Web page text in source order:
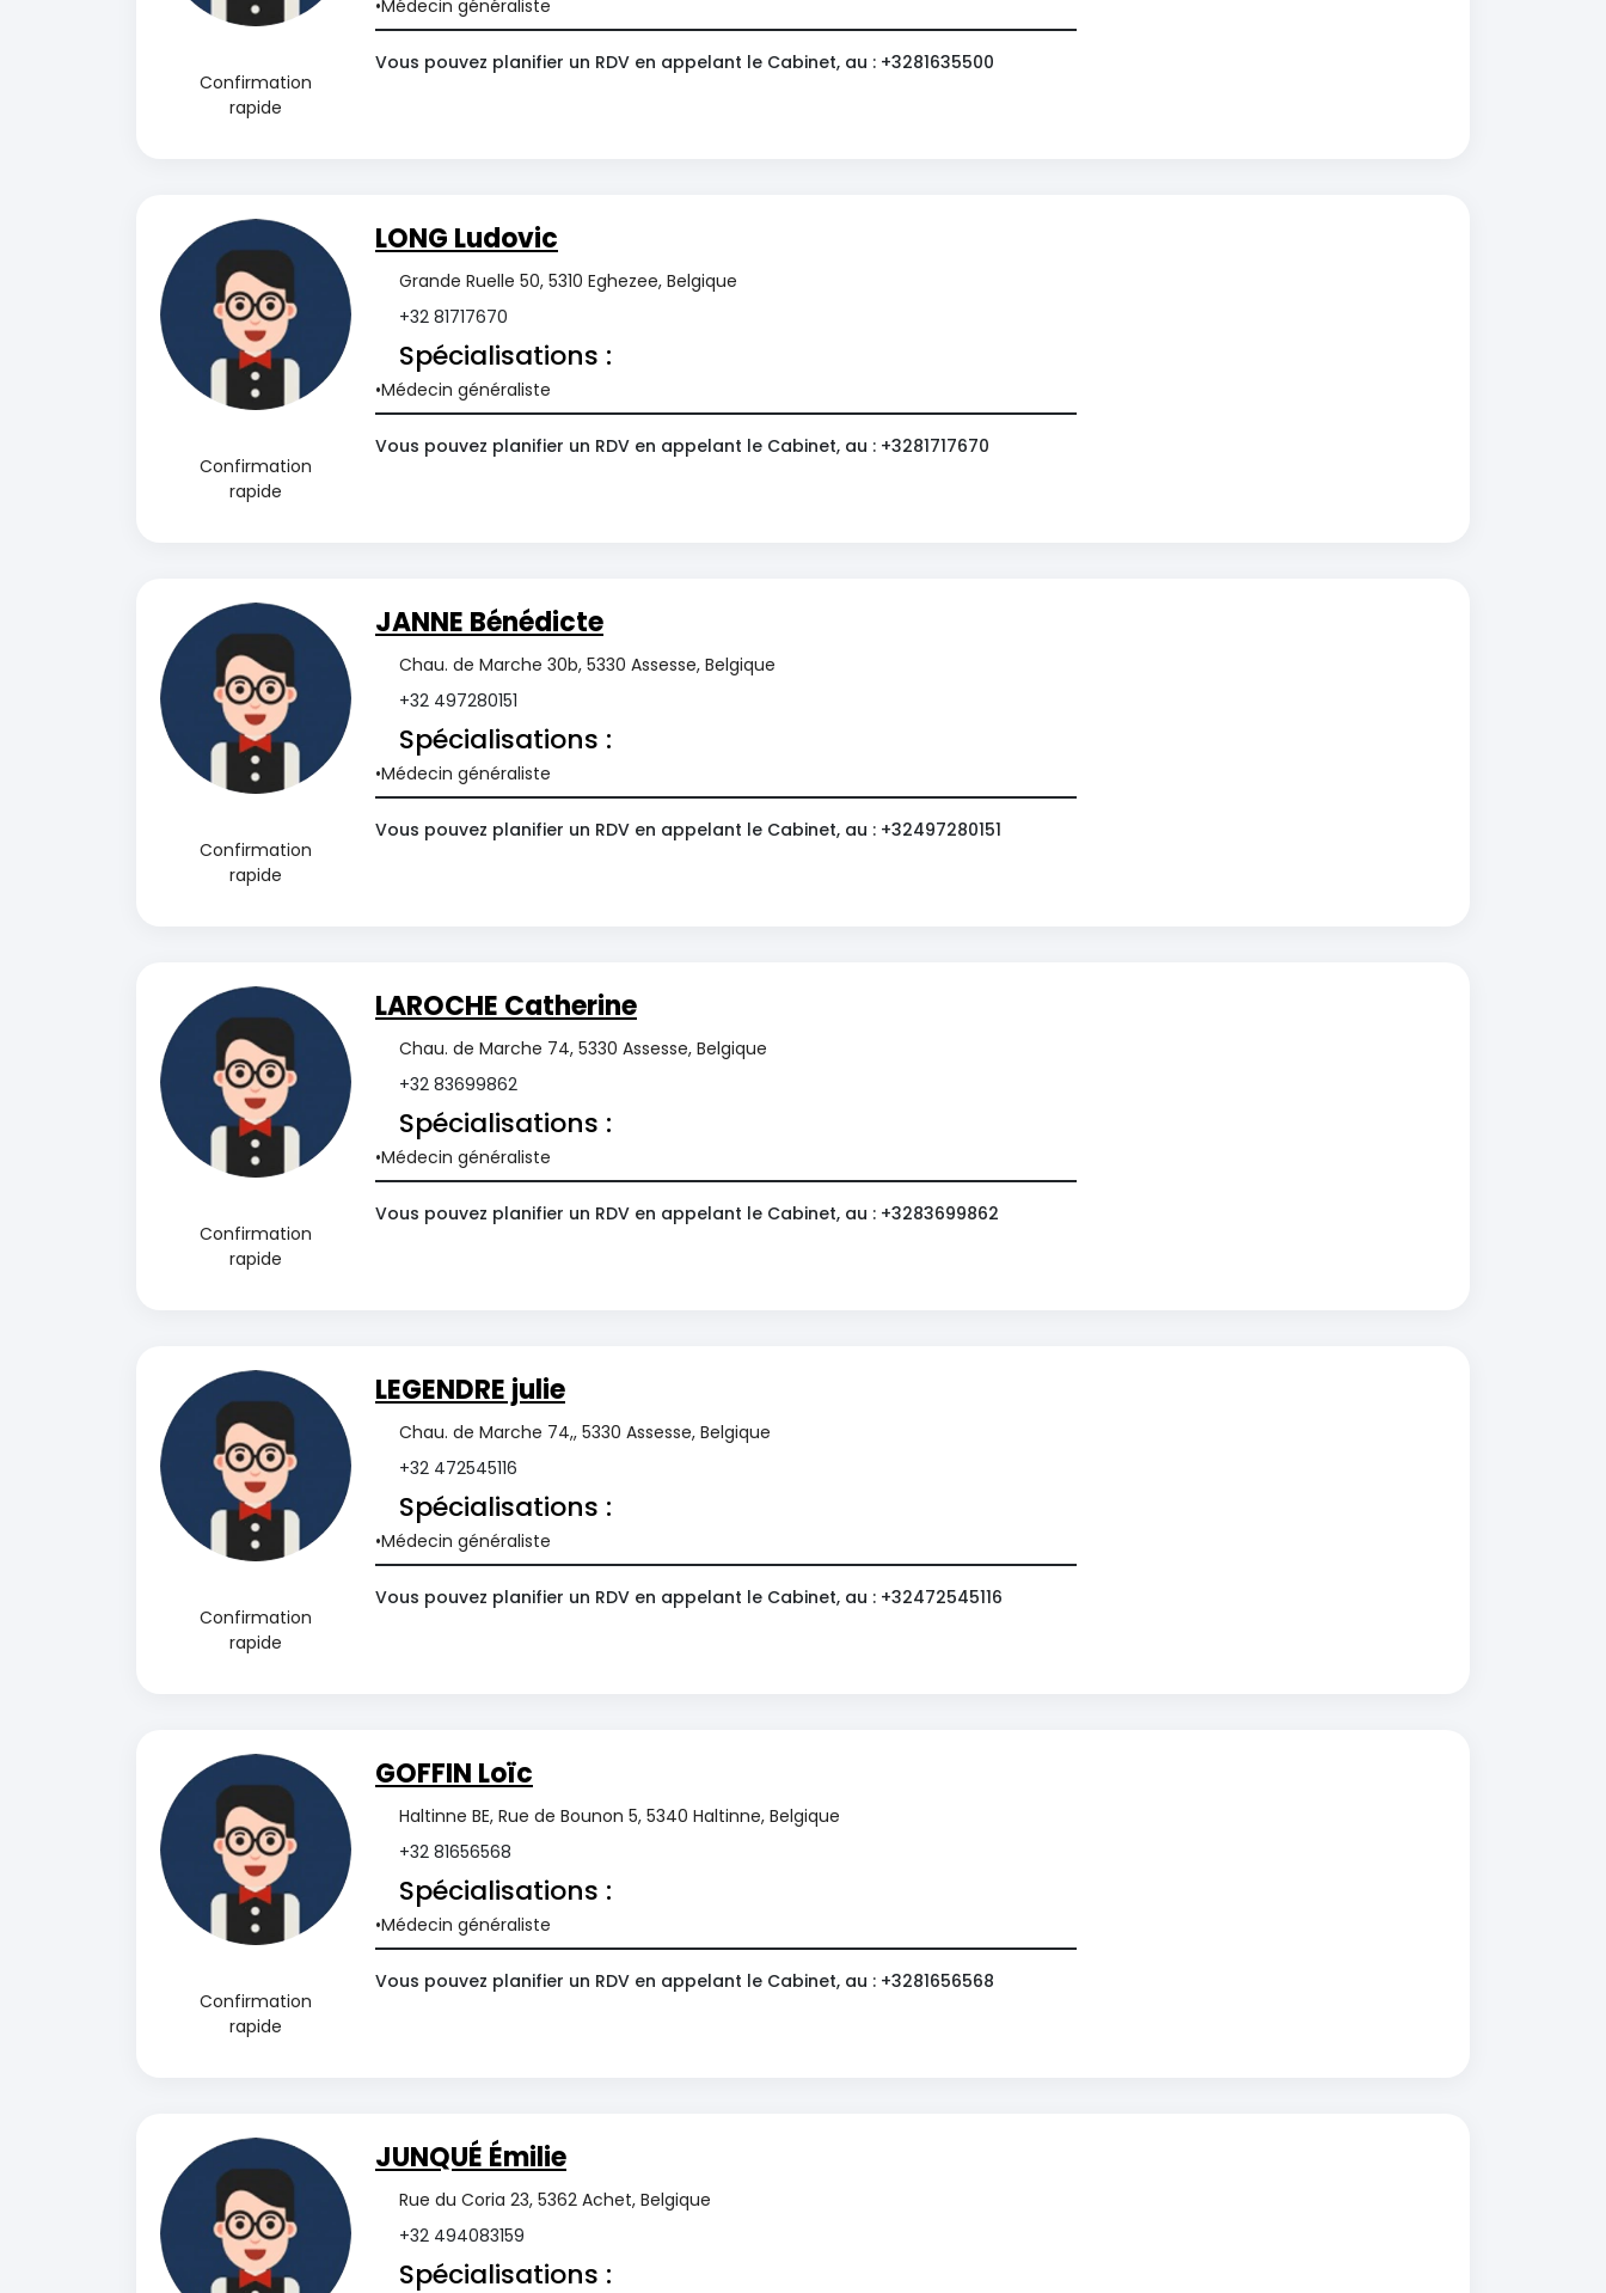
Confirmation
rapide
Médecin généraliste
Vous pouvez planifier un RDV en appelant le Cabinet, au : +3281635500
Confirmation
rapide
LONG Ludovic
Grande Ruelle 50, 5310 Eghezee, Belgique
+32 81717670
Spécialisations :
Médecin généraliste
Vous pouvez planifier un RDV en appelant le Cabinet, au : +3281717670
Confirmation
rapide
JANNE Bénédicte
Chau. de Marche 30b, 5330 Assesse, Belgique
+32 497280151
Spécialisations :
Médecin généraliste
Vous pouvez planifier un RDV en appelant le Cabinet, au : +32497280151
Confirmation
rapide
LAROCHE Catherine
Chau. de Marche 74, 5330 Assesse, Belgique
+32 83699862
Spécialisations :
Médecin généraliste
Vous pouvez planifier un RDV en appelant le Cabinet, au : +3283699862
Confirmation
rapide
LEGENDRE julie
Chau. de Marche 74,, 5330 Assesse, Belgique
+32 472545116
Spécialisations :
Médecin généraliste
Vous pouvez planifier un RDV en appelant le Cabinet, au : +32472545116
Confirmation
rapide
GOFFIN Loïc
Haltinne BE, Rue de Bounon 5, 5340 Haltinne, Belgique
+32 81656568
Spécialisations :
Médecin généraliste
Vous pouvez planifier un RDV en appelant le Cabinet, au : +3281656568
JUNQUÉ Émilie
Rue du Coria 23, 5362 Achet, Belgique
+32 494083159
Spécialisations :